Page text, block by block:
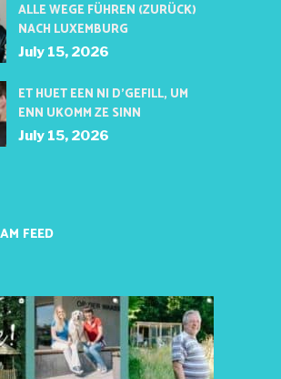
ALLE WEGE FÜHREN (ZURÜCK)
NACH LUXEMBURG
July 15, 2026
ET HUET EEN NI D’GEFILL, UM
ENN UKOMM ZE SINN
July 15, 2026
FEED